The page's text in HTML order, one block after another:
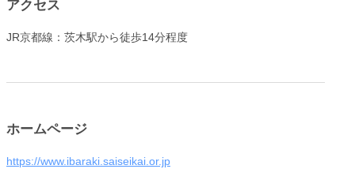
アクセス
JR京都線：茨木駅から徒歩14分程度
ホームページ
https://www.ibaraki.saiseikai.or.jp